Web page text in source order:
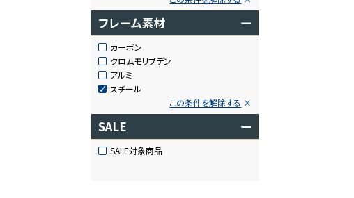
フレーム素材 ー
カーボン
クロムモリブデン
アルミ
スチール
この条件を解除する
SALE ー
SALE対象商品